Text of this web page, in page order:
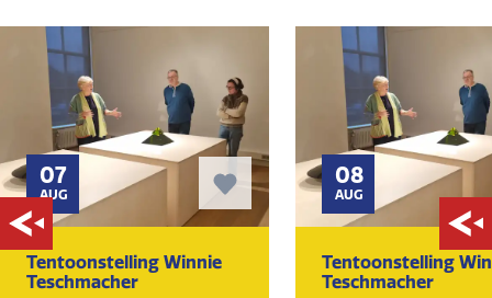
07
AUG
Tentoonstelling Winnie
Teschmacher
08
AUG
Tentoonstelling
Teschmacher